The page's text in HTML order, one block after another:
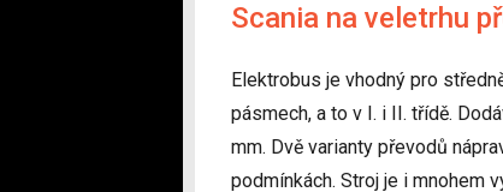
Scania na veletrhu
Elektrobus je vhodný pro
pásmech, a to v I. i II. třídě.
mm. Dvě varianty převodů
podmínkách. Stroj je i mnohem